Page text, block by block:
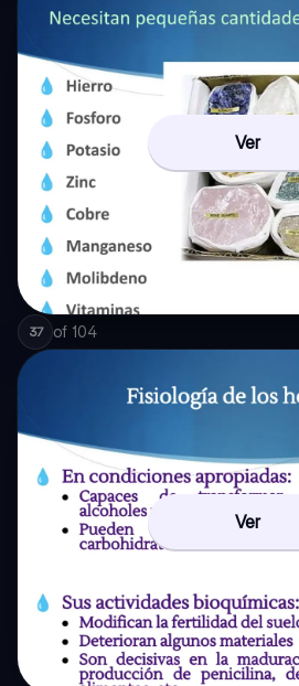
Ver
37 of 104
Ver